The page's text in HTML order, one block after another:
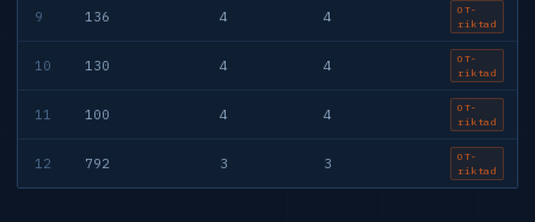
9 136 4 4
OT-
riktad
10 130 4 4
OT-
riktad
11 100 4 4
OT-
riktad
12 792 3 3
OT-
riktad